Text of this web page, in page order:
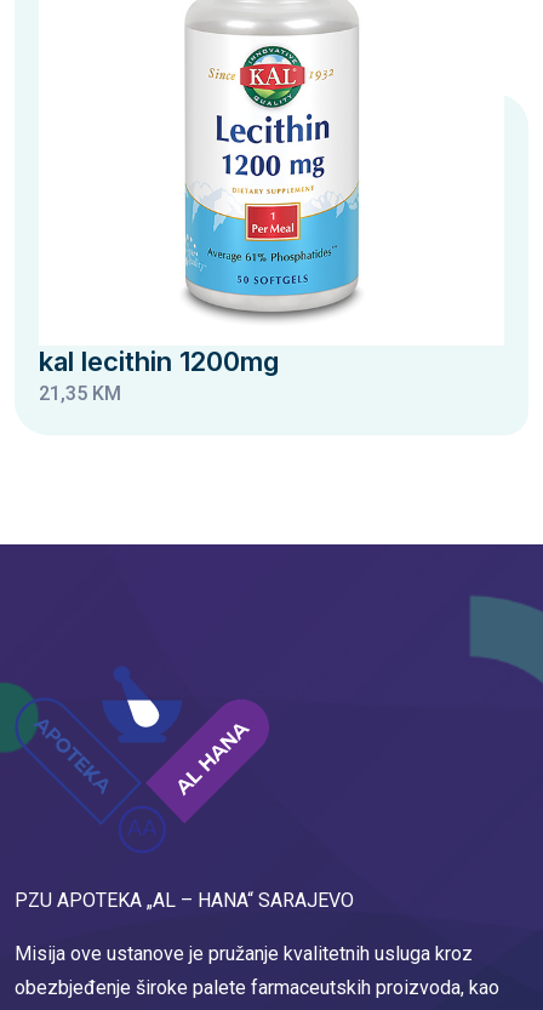
kal lecithin 1200mg
21,35 KM
PZU APOTEKA „AL – HANA“ SARAJEVO
Misija ove ustanove je pružanje kvalitetnih usluga kroz
obezbjeđenje široke palete farmaceutskih proizvoda, kao